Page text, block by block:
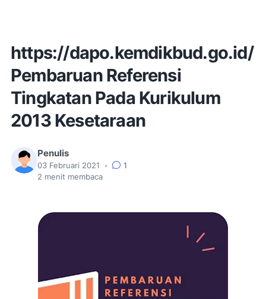
https://dapo.kemdikbud.go.id/
Pembaruan Referensi
Tingkatan Pada Kurikulum
2013 Kesetaraan
Penulis
03 Februari 2021 •
1
2 menit membaca